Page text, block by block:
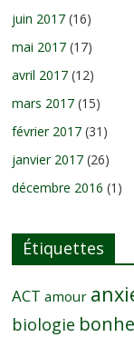
juin 2017 (16)
mai 2017 (17)
avril 2017 (12)
mars 2017 (15)
février 2017 (31)
janvier 2017 (26)
décembre 2016 (1)
Étiquettes
ACT amour
biologie